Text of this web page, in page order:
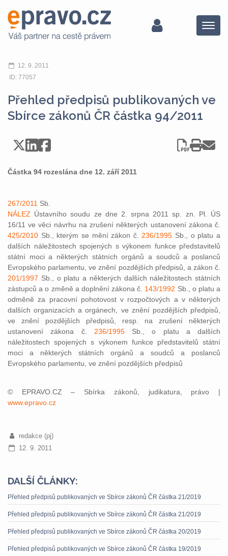
Menu
12. 9. 2011
ID: 77057
Přehled předpisů publikovaných ve
Sbírce zákonů ČR částka 94/2011
Částka 94 rozeslána dne 12. září 2011
267/2011 Sb.
NÁLEZ Ústavního soudu ze dne 2. srpna 2011 sp. zn. Pl. ÚS
16/11 ve věci návrhu na zrušení některých ustanovení zákona č.
425/2010 Sb., kterým se mění zákon č. 236/1995 Sb., o platu a
dalších náležitostech spojených s výkonem funkce představitelů
státní moci a některých státních orgánů a soudců a poslanců
Evropského parlamentu, ve znění pozdějších předpisů, a zákon č.
201/1997 Sb., o platu a některých dalších náležitostech státních
zástupců a o změně a doplnění zákona č. 143/1992 Sb., o platu a
odměně za pracovní pohotovost v rozpočtových a v některých
dalších organizacích a orgánech, ve znění pozdějších předpisů,
ve znění pozdějších předpisů, resp. na zrušení některých
ustanovení zákona č. 236/1995Sb., o platu a dalších
náležitostech spojených s výkonem funkce představitelů státní
moci a některých státních orgánů a soudců a poslanců
Evropského parlamentu, ve znění pozdějších předpisů
© EPRAVO.CZ – Sbírka zákonů, judikatura, právo |
www.epravo.cz
redakce (pj)
12. 9. 2011
DALŠÍ ČLÁNKY:
Přehled předpisů publikovaných ve Sbírce zákonů ČR částka 21/2019
Přehled předpisů publikovaných ve Sbírce zákonů ČR částka 21/2019
Přehled předpisů publikovaných ve Sbírce zákonů ČR částka 20/2019
Přehled předpisů publikovaných ve Sbírce zákonů ČR částka 19/2019